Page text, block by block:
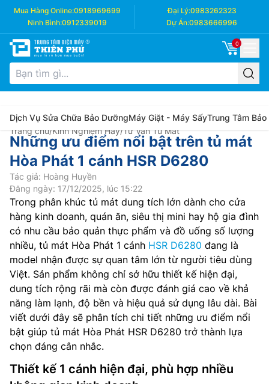
Mua Hàng Online:0918969699 Đại Lý:0983262323
Ninh Bình:0912339019 Dự Án:0983666996
0
Dịch Vụ Sửa Chữa Bảo DưỡngMáy Giặt - Máy SấyTrung Tâm Bảo
Trang chủ/Kinh Nghiệm Hay/Tư Vấn Tủ Mát
Những ưu điểm nổi bật trên tủ mát
Hòa Phát 1 cánh HSR D6280
Tác giả: Hoàng Huyền
Đăng ngày: 17/12/2025, lúc 15:22
Trong phân khúc tủ mát dung tích lớn dành cho cửa
hàng kinh doanh, quán ăn, siêu thị mini hay hộ gia đình
có nhu cầu bảo quản thực phẩm và đồ uống số lượng
nhiều, tủ mát Hòa Phát 1 cánh HSR D6280 đang là
model nhận được sự quan tâm lớn từ người tiêu dùng
Việt. Sản phẩm không chỉ sở hữu thiết kế hiện đại,
dung tích rộng rãi mà còn được đánh giá cao về khả
năng làm lạnh, độ bền và hiệu quả sử dụng lâu dài. Bài
viết dưới đây sẽ phân tích chi tiết những ưu điểm nổi
bật giúp tủ mát Hòa Phát HSR D6280 trở thành lựa
chọn đáng cân nhắc.
Thiết kế 1 cánh hiện đại, phù hợp nhiều